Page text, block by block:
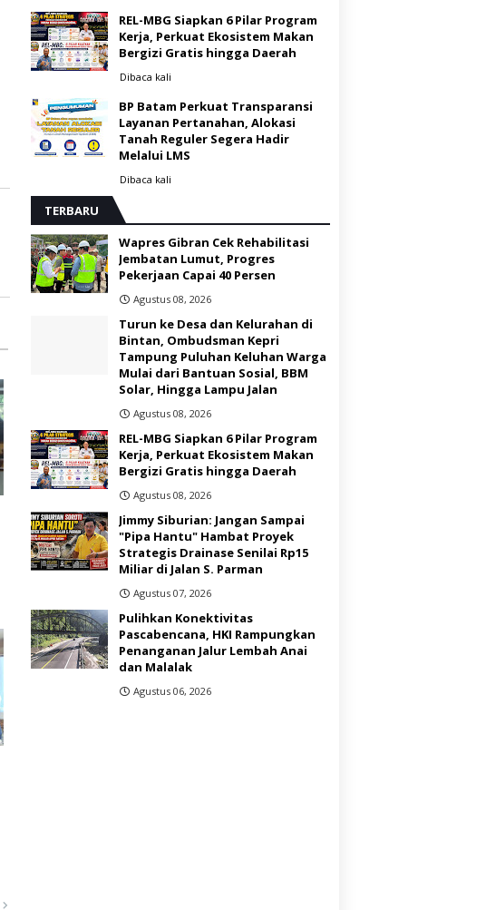
REL-MBG Siapkan 6 Pilar Program
Kerja, Perkuat Ekosistem Makan
Bergizi Gratis hingga Daerah
Dibaca kali
BP Batam Perkuat Transparansi
Layanan Pertanahan, Alokasi
Tanah Reguler Segera Hadir
Melalui LMS
Dibaca kali
TERBARU
Wapres Gibran Cek Rehabilitasi
Jembatan Lumut, Progres
Pekerjaan Capai 40 Persen
Agustus 08, 2026
Turun ke Desa dan Kelurahan di
Bintan, Ombudsman Kepri
Tampung Puluhan Keluhan Warga
Mulai dari Bantuan Sosial, BBM
Solar, Hingga Lampu Jalan
Agustus 08, 2026
REL-MBG Siapkan 6 Pilar Program
Kerja, Perkuat Ekosistem Makan
Bergizi Gratis hingga Daerah
Agustus 08, 2026
Jimmy Siburian: Jangan Sampai
"Pipa Hantu" Hambat Proyek
Strategis Drainase Senilai Rp15
Miliar di Jalan S. Parman
Agustus 07, 2026
Pulihkan Konektivitas
Pascabencana, HKI Rampungkan
Penanganan Jalur Lembah Anai
dan Malalak
Agustus 06, 2026